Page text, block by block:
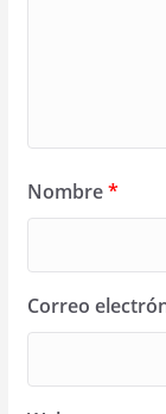
Nombre*
Correo